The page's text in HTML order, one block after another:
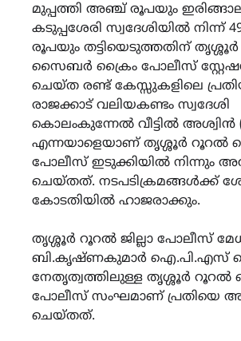
മുപ്പത്തി അഞ്ച് രൂപയും
കടുപ്പശേരി സ്വദേശിയിൽ നിന്ന്
രൂപയും തട്ടിയെടുത്തതിന്
സൈബർ ക്രൈം പോലീസ്
ചെയ്ത രണ്ട് കേസ്സുകളിലെ
രാജക്കാട് വലിയകണ്ടം സ്വദേശി
കൊലംകുന്നേൽ വീട്ടിൽ അശ്വിൻ
എന്നയാളെയാണ് തൃശ്ശൂർ
പോലീസ് ഇടുക്കിയിൽ നിന്നും
ചെയ്തത്. നടപടിക്രമങ്ങൾക്ക്
കോടതിയിൽ ഹാജരാക്കും.
തൃശ്ശൂർ റൂറൽ ജില്ലാ പോലീസ്
ബി.കൃഷ്ണകുമാർ ഐ.പി.എസ്
നേതൃത്വത്തിലുള്ള തൃശ്ശൂർ
പോലീസ് സംഘമാണ് പ്രതിയെ
ചെയ്തത്.